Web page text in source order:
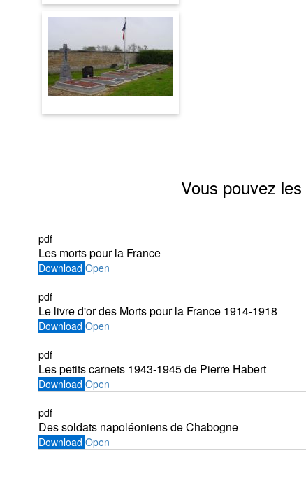
Vous pouvez les
pdf
Les morts pour la France
Download Open
pdf
Le livre d'or des Morts pour la France 1914-1918
Download Open
pdf
Les petits carnets 1943-1945 de Pierre Habert
Download Open
pdf
Des soldats napoléoniens de Chabogne
Download Open